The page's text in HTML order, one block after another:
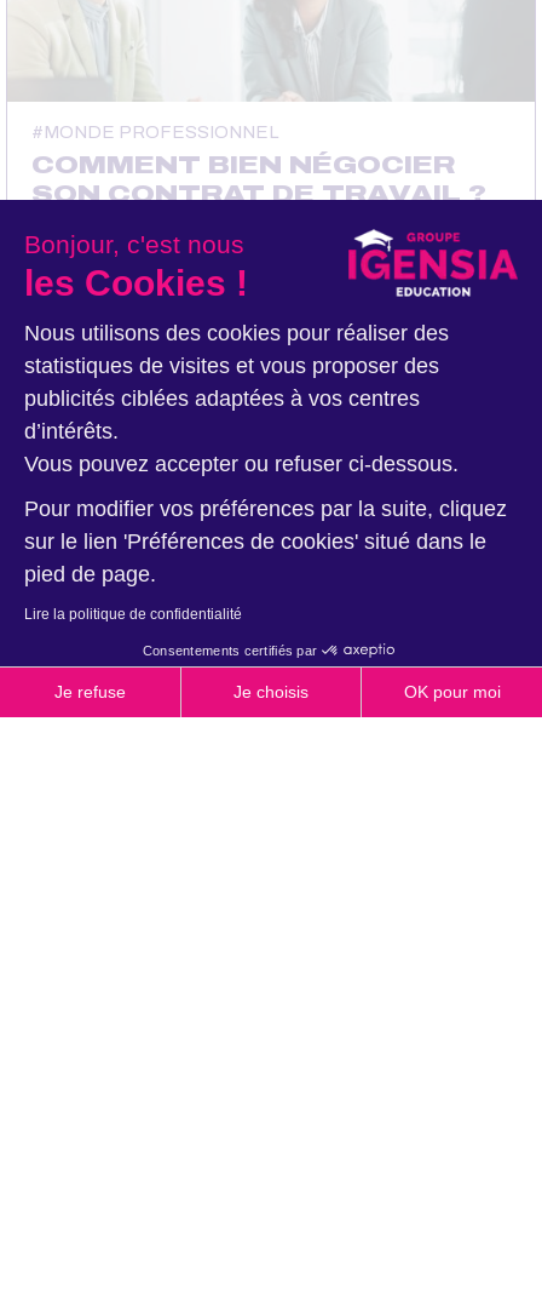
Bonjour, c'est nous
les Cookies !
Nous utilisons des cookies pour réaliser des
statistiques de visites et vous proposer des
publicités ciblées adaptées à vos centres
d’intérêts.
Vous pouvez accepter ou refuser ci-dessous.
Pour modifier vos préférences par la suite, cliquez
sur le lien 'Préférences de cookies' situé dans le
pied de page.
Lire la politique de confidentialité
Consentements certifiés par
Je refuse Je choisis OK pour moi
MONDE PROFESSIONNEL
COMMENT BIEN NÉGOCIER
SON CONTRAT DE TRAVAIL ?
pas seul ! Pourtant, le faire dès le départ, c’est poser les
bases d’une collaboration saine et équilibrée. Trop
souvent perçue comme un sujet délicat, la négociation est
en réalité un signe de…
EVENEMENT
NUIT EUROPÉENNE DES
SORTIES CULTURELLES À NE
Glossaire Carrières Presse Contact